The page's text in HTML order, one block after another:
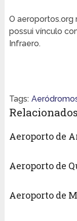
O
possui vínculo
Infraero.
Tags:
Relacionados
Aeroporto de
Aeroporto de
Aeroporto de